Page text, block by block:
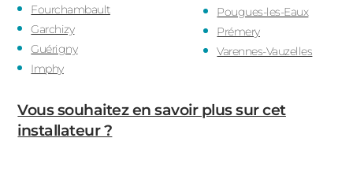
Fourchambault
Garchizy
Guérigny
Imphy
Pougues-les-Eaux
Prémery
Varennes-Vauzelles
Vous souhaitez en savoir plus sur cet
installateur ?